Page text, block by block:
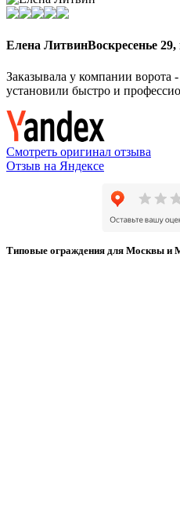
Елена ЛитвинВоскресенье
Заказывала у компании ворота
установили быстро и
Смотреть оригинал отзыва
Отзыв на Яндексе
Типовые ограждения для Москвы и